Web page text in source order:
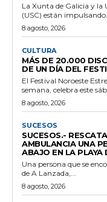
La Xunta de Galicia y la
(USC) están impulsando...
8 agosto, 2026
CULTURA
MÁS DE 20.000
DE UN DÍA DEL
El Festival Noroeste
semana, celebra este
8 agosto, 2026
SUCESOS
SUCESOS.-
AMBULANCIA UNA
ABAJO EN LA PLAYA
Una persona que se
de A Lanzada,...
8 agosto, 2026